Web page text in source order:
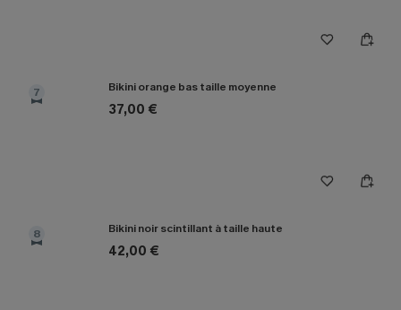
7 Bikini orange bas taille moyenne
37,00 €
8 Bikini noir scintillant à taille haute
42,00 €